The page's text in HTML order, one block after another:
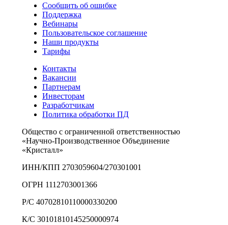
Сообщить об ошибке
Поддержка
Вебинары
Пользовательское соглашение
Наши продукты
Тарифы
Контакты
Вакансии
Партнерам
Инвесторам
Разработчикам
Политика обработки ПД
Общество с ограниченной ответственностью
«Научно-Производственное Объединение
«Кристалл»
ИНН/КПП 2703059604/270301001
ОГРН 1112703001366
Р/С 40702810110000330200
К/С 30101810145250000974